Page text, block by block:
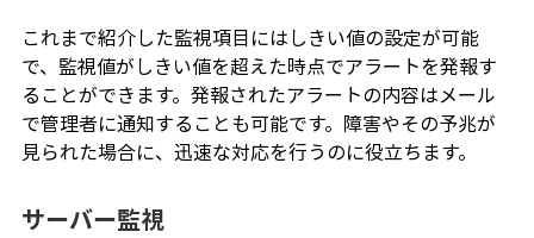
これまで紹介した監視項目にはしきい値の設定が可能
で、監視値がしきい値を超えた時点でアラートを発報す
ることができます。発報されたアラートの内容はメール
で管理者に通知することも可能です。障害やその予兆が
見られた場合に、迅速な対応を行うのに役立ちます。
サーバー監視